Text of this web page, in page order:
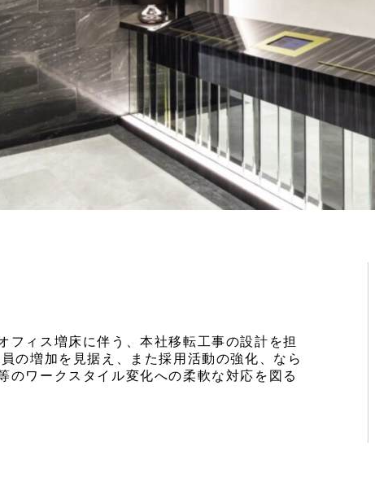
フィス増床に伴う、本社移転工事の設計を担
の増加を見据え、また採用活動の強化、なら
のワークスタイル変化への柔軟な対応を図る